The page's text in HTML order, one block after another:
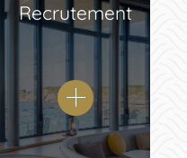
Recrutement